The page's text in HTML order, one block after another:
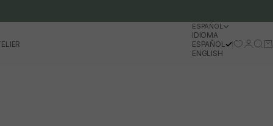
ESPAÑOL
IDIOMA
ESPAÑOL
ENGLISH
Iniciar